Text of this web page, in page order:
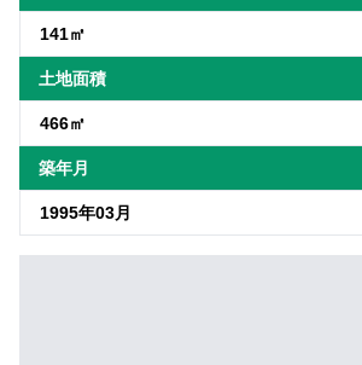
141㎡
土地面積
466㎡
築年月
1995年03月